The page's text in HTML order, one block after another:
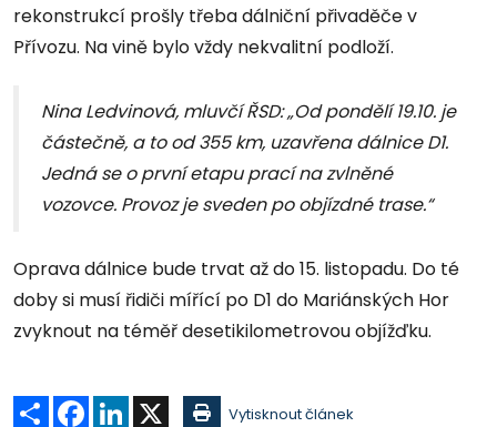
rekonstrukcí prošly třeba dálniční přivaděče v
Přívozu. Na vině bylo vždy nekvalitní podloží.
Nina Ledvinová, mluvčí ŘSD: „Od pondělí 19.10. je
částečně, a to od 355 km, uzavřena dálnice D1.
Jedná se o první etapu prací na zvlněné
vozovce. Provoz je sveden po objízdné trase.“
Oprava dálnice bude trvat až do 15. listopadu. Do té
doby si musí řidiči mířící po D1 do Mariánských Hor
zvyknout na téměř desetikilometrovou objížďku.
Sdílet Facebook
LinkedIn Vytisknout článek